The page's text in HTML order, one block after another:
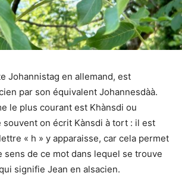
Johannistag en allemand, est
par son équivalent Johannesdàà.
le plus courant est Khànsdi ou
souvent on écrit Kànsdi à tort : il est
« h » y apparaisse, car cela permet
sens de ce mot dans lequel se trouve
signifie Jean en alsacien.